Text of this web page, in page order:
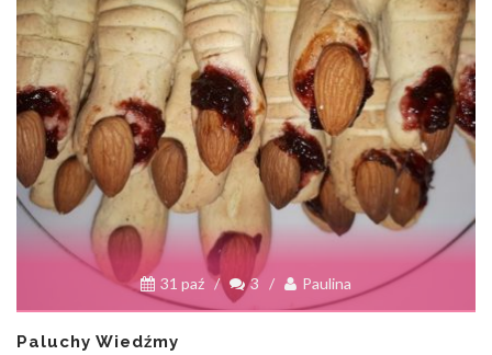
31 paź / 3 / Paulina
Paluchy Wiedźmy